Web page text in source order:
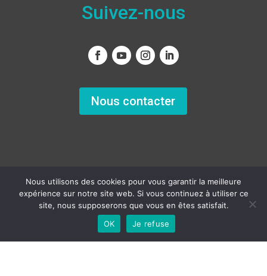
Suivez-nous
Nous contacter
© 2011 – 2022 – Tous droits réservés
Nous utilisons des cookies pour vous garantir la meilleure
expérience sur notre site web. Si vous continuez à utiliser ce
site, nous supposerons que vous en êtes satisfait.
OK
Je refuse